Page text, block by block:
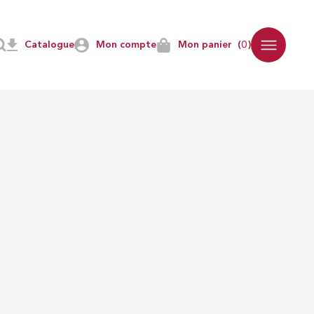
Mon compte Mon panier (0)
Catalogue